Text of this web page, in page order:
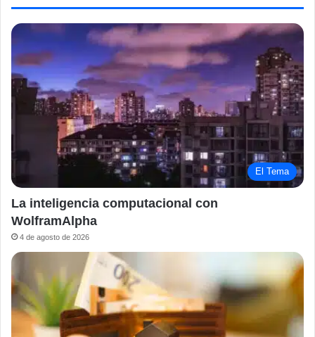
El Tema
La inteligencia computacional con
WolframAlpha
4 de agosto de 2026